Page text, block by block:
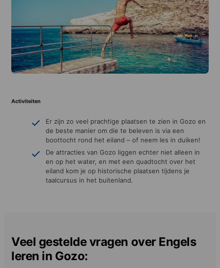
Activiteiten
Er zijn zo veel prachtige plaatsen te zien in Gozo en
de beste manier om die te beleven is via een
boottocht rond het eiland – of neem les in duiken!
De attracties van Gozo liggen echter niet alleen in
en op het water, en met een quadtocht over het
eiland kom je op historische plaatsen tijdens je
taalcursus in het buitenland.
Veel gestelde vragen over Engels
leren in Gozo: